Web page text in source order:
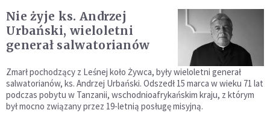
Nie żyje ks. Andrzej
Urbański, wieloletni
generał salwatorianów
Zmarł pochodzący z Leśnej koło Żywca, były wieloletni generał
salwatorianów, ks. Andrzej Urbański. Odszedł 15 marca w wieku 71 lat
podczas pobytu w Tanzanii, wschodnioafrykańskim kraju, z którym
był mocno związany przez 19-letnią posługę misyjną.